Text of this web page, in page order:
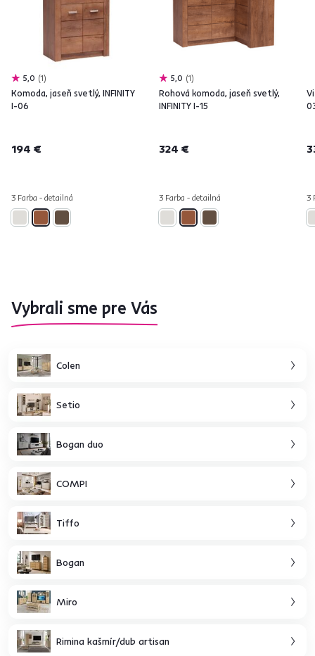
5,0 1
Komoda, jaseň svetlý, INFINITY
I-06
194 €
3 Farba - detailná
5,0 1
Rohová komoda, jaseň svetlý,
INFINITY I-15
324 €
3 Farba - detailná 3
Vybrali sme pre Vás
Colen
Setio
Bogan duo
COMPI
Tiffo
Bogan
Miro
Rimina kašmír/dub artisan